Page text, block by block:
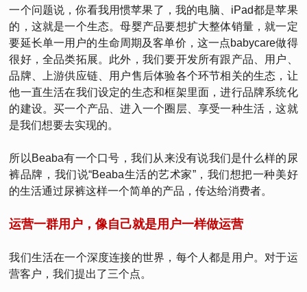
一个问题说，你看我用惯苹果了，我的电脑、iPad都是苹果
的，这就是一个生态。母婴产品要想扩大整体销量，就一定
要延长单一用户的生命周期及客单价，这一点babycare做得
很好，全品类拓展。此外，我们要开发所有跟产品、用户、
品牌、上游供应链、用户售后体验各个环节相关的生态，让
他一直生活在我们设定的生态和框架里面，进行品牌系统化
的建设。买一个产品、进入一个圈层、享受一种生活，这就
是我们想要去实现的。
所以Beaba有一个口号，我们从来没有说我们是什么样的尿
裤品牌，我们说“Beaba生活的艺术家”，我们想把一种美好
的生活通过尿裤这样一个简单的产品，传达给消费者。
运营一群用户，像自己就是用户一样做运营
我们生活在一个深度连接的世界，每个人都是用户。对于运
营客户，我们提出了三个点。